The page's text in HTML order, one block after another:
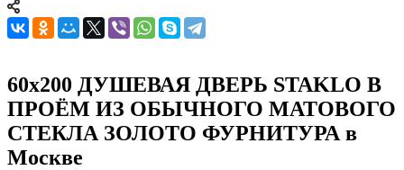
60x200 ДУШЕВАЯ ДВЕРЬ STAKLO В
ПРОЁМ ИЗ ОБЫЧНОГО МАТОВОГО
СТЕКЛА ЗОЛОТО ФУРНИТУРА в
Москве